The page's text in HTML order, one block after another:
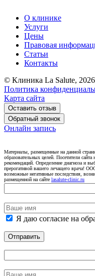
О клинике
Услуги
Цены
Правовая
Статьи
Контакты
© Клиника La Salute, 2026
Политика
Карта сайта
Оставить отзыв
Обратный звонок
Онлайн запись
Материалы, размещенные на данной
образовательных целей. Посетители
рекомендаций. Определение диагноза и
прерогативой вашего лечащего врача!
возможные негативные последствия,
размещенной на сайте lasalute-clinic.ru
Я даю согласие на
Отправить